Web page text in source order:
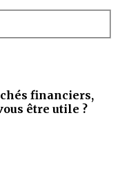
financiers,
être utile ?